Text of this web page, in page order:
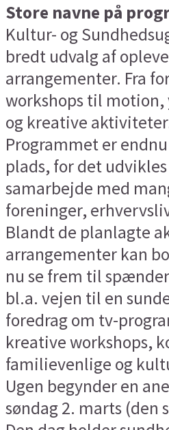
Store navne på
Kultur- og
bredt udvalg af
arrangementer. Fra
workshops til motion,
og kreative
Programmet er
plads, for det
samarbejde med
foreninger,
Blandt de planlagte
arrangementer kan
nu se frem til
bl.a. vejen til en
foredrag om tv-
kreative workshops,
familievenlige og
Ugen begynder en
søndag 2. marts (den